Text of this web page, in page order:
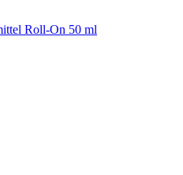
Roll-On 50 ml